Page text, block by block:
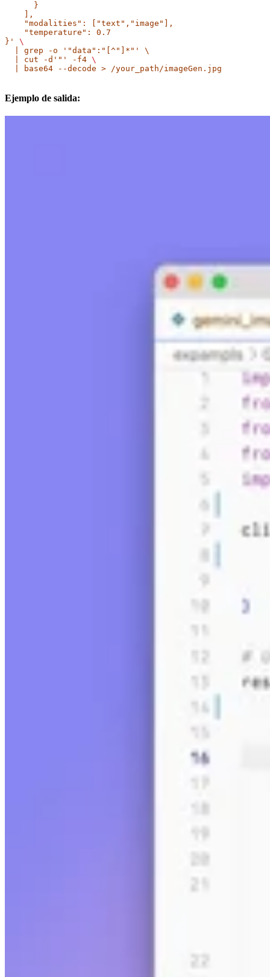
      }
    ],
    "
modalities ": ["text "," image "],
    "
temperature ": 0.7
}' \
  | grep -o '"
data ":" [^"]*"' \
  | cut -d'"' -f4
\
  | base64 --decode > /your_path/imageGen.jpg
Ejemplo de salida: